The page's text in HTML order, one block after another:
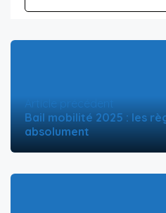
Article précédent
Bail mobilité 2025 : les
absolument